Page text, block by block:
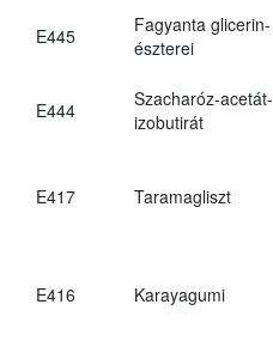
E445
Fagyanta glicerin-
észterei
E444
Szacharóz-acetát-
izobutirát
E417 Taramagliszt
E416 Karayagumi